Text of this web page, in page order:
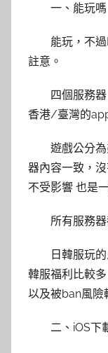
一、能玩嗎
能玩，不
註意。
四個服務
香港/臺灣的
遊戲公分
器內容一致，
不受影響 也是
所有服務
日韓服玩
韓服福利比較
以及被ban風險
二、iOS下